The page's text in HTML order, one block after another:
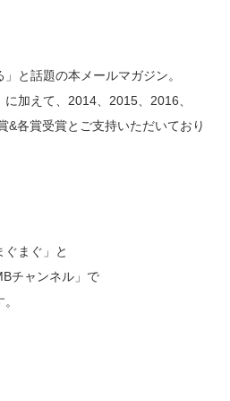
と話題の本メールマガジン。
加えて、2014、2015、2016、
&各賞受賞とご支持いただいており
まぐ」と
チャンネル」で